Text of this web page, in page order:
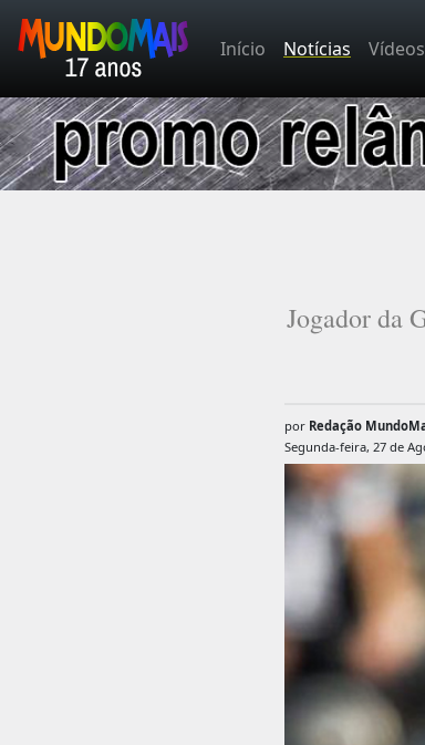
Início Notícias Vídeos
Jogador da
por Redação
Segunda-feira, 27 de